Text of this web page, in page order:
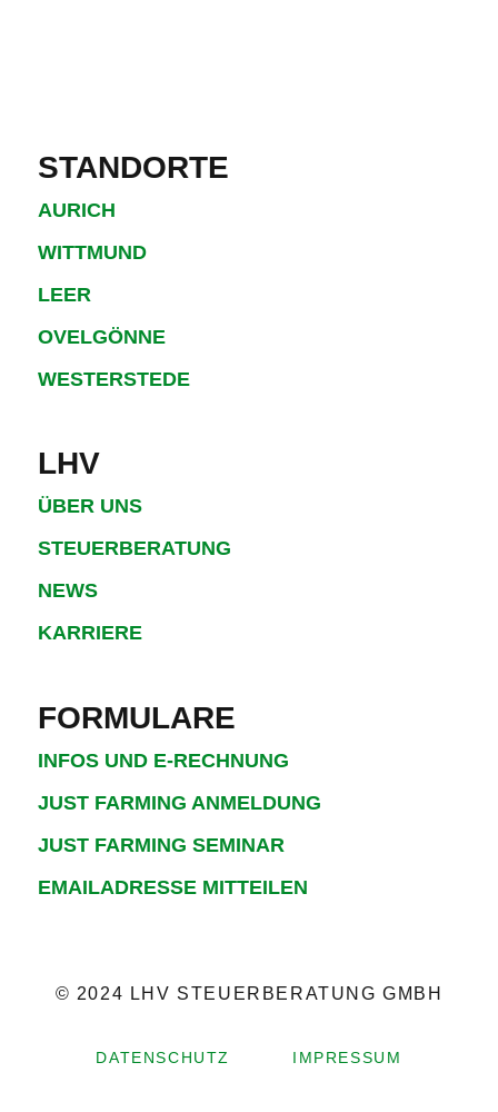
STANDORTE
AURICH
WITTMUND
LEER
OVELGÖNNE
WESTERSTEDE
LHV
ÜBER UNS
STEUERBERATUNG
NEWS
KARRIERE
FORMULARE
INFOS UND E-RECHNUNG
JUST FARMING ANMELDUNG
JUST FARMING SEMINAR
EMAILADRESSE MITTEILEN
© 2024 LHV STEUERBERATUNG GMBH
DATENSCHUTZ IMPRESSUM